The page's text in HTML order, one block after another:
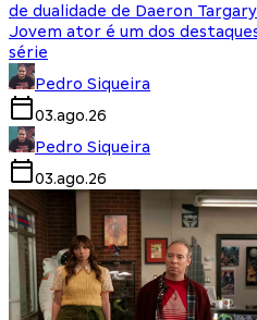
de dualidade de Daeron
Jovem ator é um dos
série
Pedro Siqueira
03.ago.26
Pedro Siqueira
03.ago.26